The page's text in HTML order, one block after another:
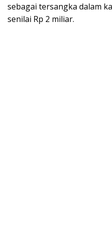
sebagai tersangka dalam
senilai Rp 2 miliar.